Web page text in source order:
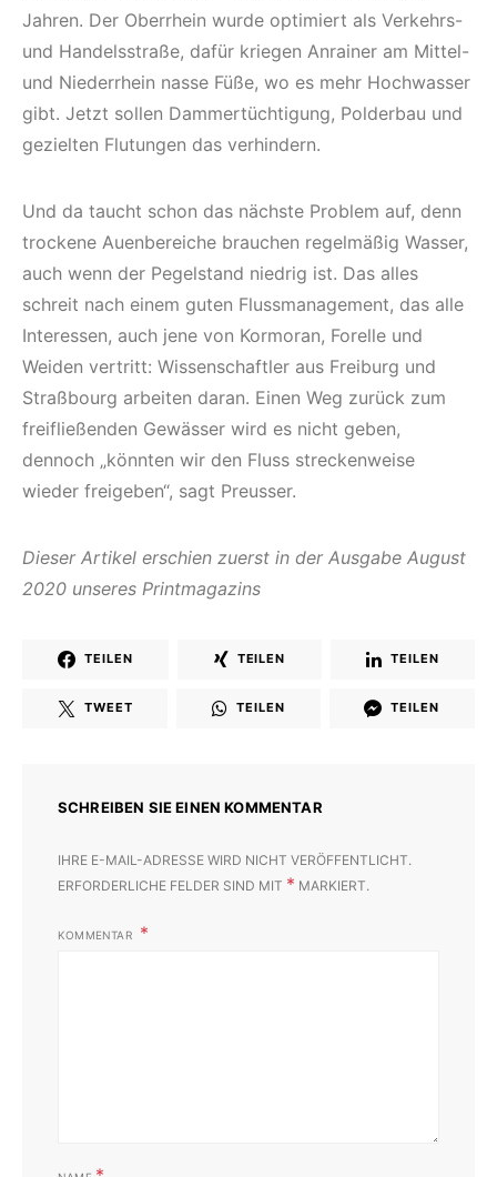
Jahren. Der Oberrhein wurde optimiert als Verkehrs-
und Handelsstraße, dafür kriegen Anrainer am Mittel-
und Niederrhein nasse Füße, wo es mehr Hochwasser
gibt. Jetzt sollen Dammertüchtigung, Polderbau und
gezielten Flutungen das verhindern.
Und da taucht schon das nächste Problem auf, denn
trockene Auenbereiche brauchen regelmäßig Wasser,
auch wenn der Pegelstand niedrig ist. Das alles
schreit nach einem guten Flussmanagement, das alle
Interessen, auch jene von Kormoran, Forelle und
Weiden vertritt: Wissenschaftler aus Freiburg und
Straßbourg arbeiten daran. Einen Weg zurück zum
freifließenden Gewässer wird es nicht geben,
dennoch „könnten wir den Fluss streckenweise
wieder freigeben“, sagt Preusser.
Dieser Artikel erschien zuerst in der Ausgabe August
2020 unseres Printmagazins
TEILEN TEILEN TEILEN
TWEET TEILEN TEILEN
SCHREIBEN SIE EINEN KOMMENTAR
IHRE E-MAIL-ADRESSE WIRD NICHT VERÖFFENTLICHT.
ERFORDERLICHE FELDER SIND MIT * MARKIERT.
KOMMENTAR